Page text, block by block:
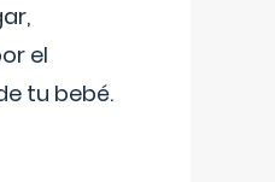
el
tu bebé.